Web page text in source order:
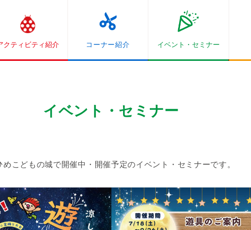
クティビティ紹介 コーナー紹介 イベント・ セミナー
イベント・セミナー
めこどもの城で開催中・開催予定のイベント・セミナーです。